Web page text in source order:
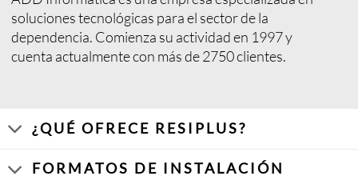
soluciones tecnológicas para el sector de la
dependencia. Comienza su actividad en 1997 y
cuenta actualmente con más de 2750 clientes.
¿QUÉ OFRECE RESIPLUS?
FORMATOS DE INSTALACIÓN